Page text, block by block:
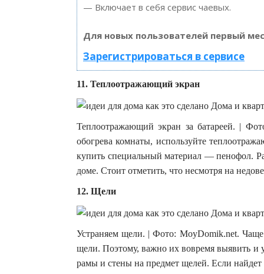
— Включает в себя сервис чаевых.
Для новых пользователей первый
Зарегистрироваться в сервисе
11. Теплоотражающий экран
Теплоотражающий экран за батареей. |
обогрева комнаты, используйте
купить специальный материал — пенофол.
доме. Стоит отметить, что несмотря на
12. Щели
Устраняем щели. | Фото: MoyDomik.net. Чаще
щели. Поэтому, важно их вовремя выявить и
рамы и стены на предмет щелей. Если